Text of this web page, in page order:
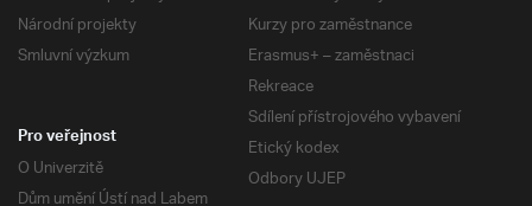
Národní projekty
Smluvní výzkum
Kurzy pro zaměstnance
Erasmus+ – zaměstnaci
Rekreace
Sdílení přístrojového vybavení
Etický kodex
Odbory UJEP
Pro veřejnost
O Univerzitě